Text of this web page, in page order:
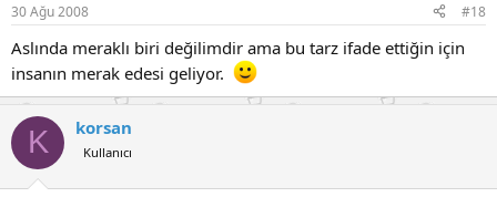
30 Ağu 2008 #18
Aslında meraklı biri değilimdir ama bu tarz ifade ettiğin için
insanın merak edesi geliyor.
K korsan
Kullanıcı